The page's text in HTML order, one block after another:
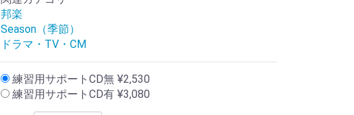
邦楽
Season（季節）
ドラマ・TV・CM
練習用サポートCD無 ¥2,530
練習用サポートCD有 ¥3,080